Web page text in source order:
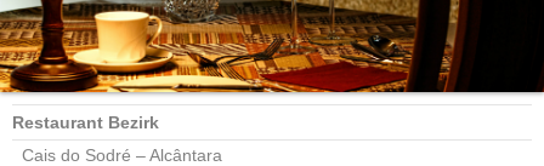
Restaurant Bezirk
Cais do Sodré – Alcântara